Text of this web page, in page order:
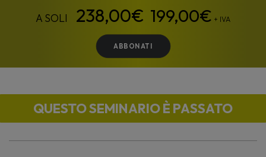
199,00€ + IVA
ABBONATI
QUESTO SEMINARIO È PASSATO